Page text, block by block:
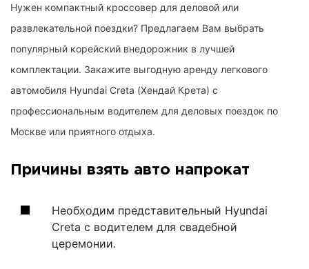
Нужен компактный кроссовер для деловой или
развлекательной поездки? Предлагаем Вам выбрать
популярный корейский внедорожник в лучшей
комплектации. Закажите выгодную аренду легкового
автомобиля Hyundai Creta (Хендай Крета) с
профессиональным водителем для деловых поездок по
Москве или приятного отдыха.
Причины взять авто напрокат
Необходим представительный Hyundai
Creta с водителем для свадебной
церемонии.